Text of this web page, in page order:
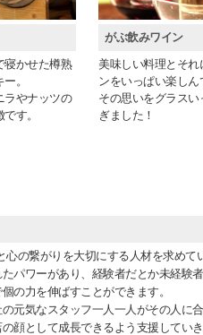
寝かせた樽熟
。
ラやナッツの
す。
がぶ飲みワイン
美味しい料理とそれ
ンをいっぱい楽しん
その思いをグラスい
ぎました！
心の繋がりを大切にする人材を求めて
パワーがあり、経験者だとか未経験
の力を伸ばすことができます。
元気なスタッフ一人一人がその人に
顔として成長できるよう支援していき